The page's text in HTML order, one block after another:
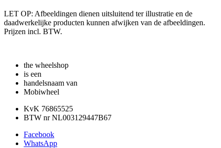
LET OP: Afbeeldingen dienen uitsluitend ter illustratie en de
daadwerkelijke producten kunnen afwijken van de afbeeldingen.
Prijzen incl. BTW.
the wheelshop
is een
handelsnaam van
Mobiwheel
KvK 76865525
BTW nr NL003129447B67
Facebook
WhatsApp